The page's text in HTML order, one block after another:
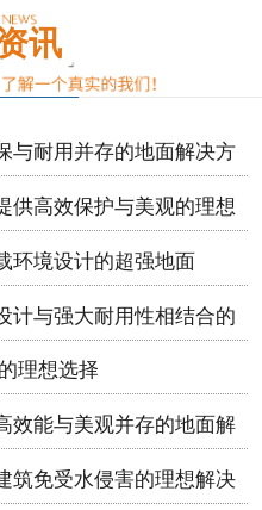
讯
与耐用并存的地面解决方
供高效保护与美观的理想
环境设计的超强地面
计与强大耐用性相结合的
理想选择
效能与美观并存的地面解
筑免受水侵害的理想解决